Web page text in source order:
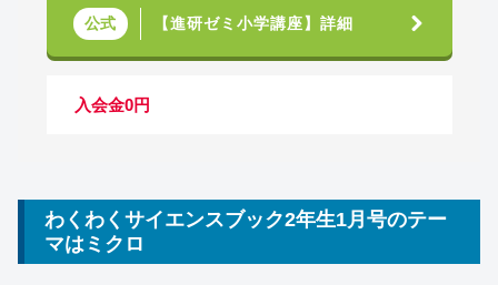
公式 【進研ゼミ小学講座】詳細
入会金0円
わくわくサイエンスブック2年生1月号のテー
マはミクロ